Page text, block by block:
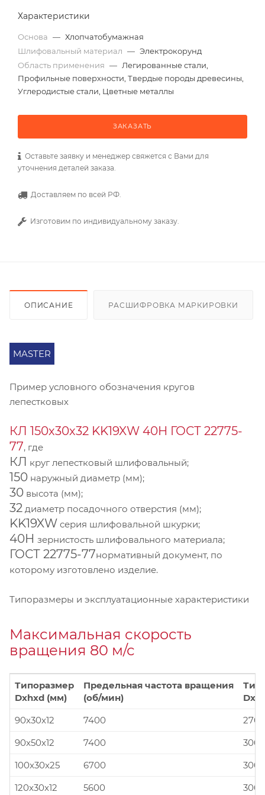
Характеристики
Основа — Хлопчатобумажная
Шлифовальный материал — Электрокорунд
Область применения — Легированные стали,
Профильные поверхности, Твердые породы древесины,
Углеродистые стали, Цветные металлы
ЗАКАЗАТЬ
Оставьте заявку и менеджер свяжется с Вами для
уточнения деталей заказа.
Доставляем по всей РФ.
Изготовим по индивидуальному заказу.
ОПИСАНИЕ РАСШИФРОВКА МАРКИРОВКИ
MASTER
Пример условного обозначения кругов
лепестковых
КЛ 150х30х32 KK19XW 40Н ГОСТ 22775-
77, где
КЛ круг лепестковый шлифовальный;
150 наружный диаметр (мм);
30 высота (мм);
32 диаметр посадочного отверстия (мм);
KK19XW серия шлифовальной шкурки;
40Н зернистость шлифовального материала;
ГОСТ 22775-77нормативный документ, по
которому изготовлено изделие.
Типоразмеры и эксплуатационные характеристики
Максимальная скорость
вращения 80 м/с
Типоразмер
Dxhxd (мм)
Предельная частота вращения
(об/мин)
90x30x12
7400
90x50x12
7400
100x30x25
6700
120x30x12
5600